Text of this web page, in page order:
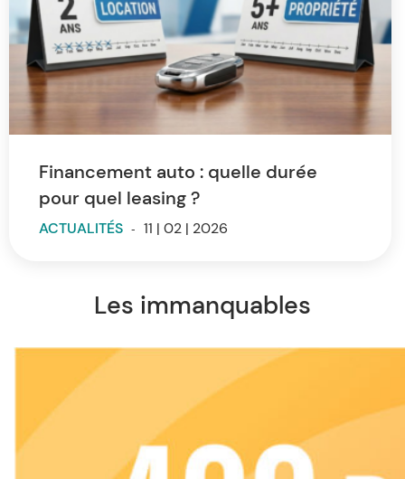
Financement auto : quelle durée
pour quel leasing ?
ACTUALITÉS - 11 | 02 | 2026
Les immanquables